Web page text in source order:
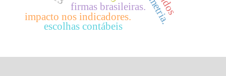
firmas brasileiras.
impacto nos indicadores.
escolhas contábeis